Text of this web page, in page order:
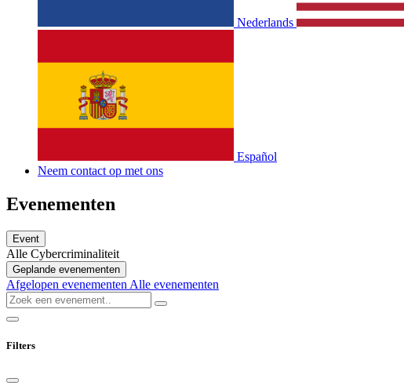
Nederlands
Español
Neem contact op met ons
Evenementen
Event
Alle Cybercriminaliteit
Geplande evenementen
Afgelopen evenementen Alle evenementen
Filters